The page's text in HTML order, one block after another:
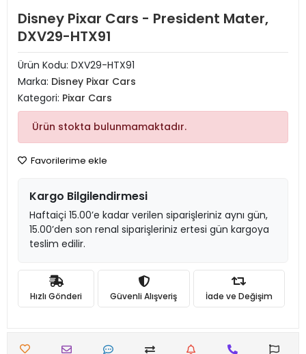
Disney Pixar Cars - President Mater,
DXV29-HTX91
Ürün Kodu: DXV29-HTX91
Marka: Disney Pixar Cars
Kategori: Pixar Cars
Ürün stokta bulunmamaktadır.
Favorilerime ekle
Kargo Bilgilendirmesi
Haftaiçi 15.00’e kadar verilen siparişleriniz aynı gün,
15.00’den son renal siparişleriniz ertesi gün kargoya
teslim edilir.
Hızlı Gönderi Güvenli Alışveriş İade ve Değişim